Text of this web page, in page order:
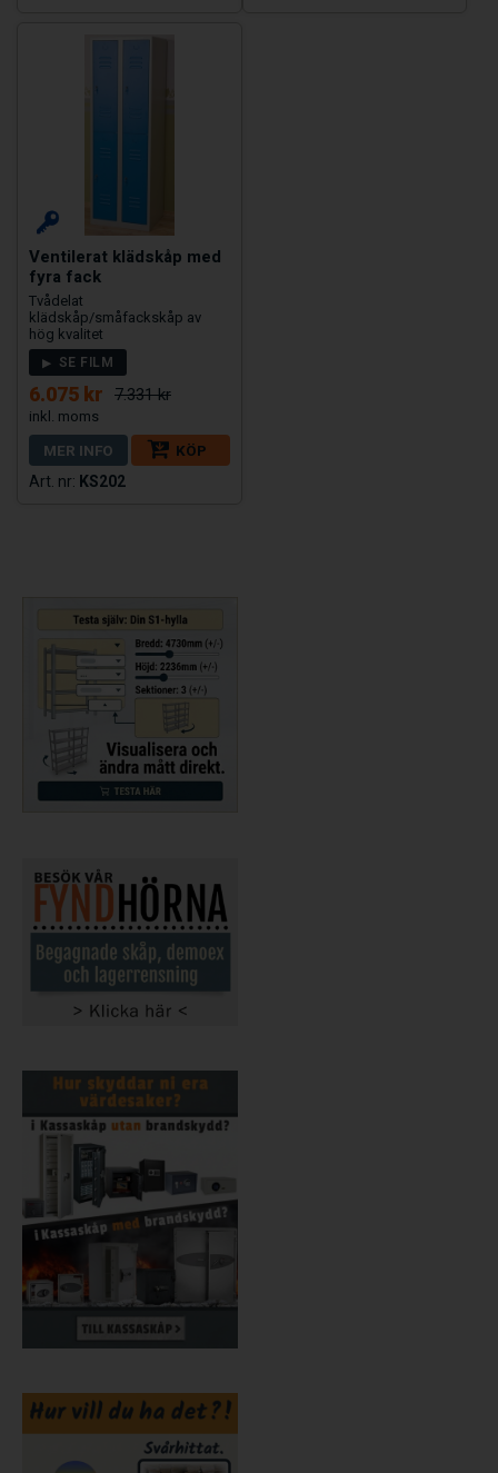
Ventilerat klädskåp med
fyra fack
Tvådelat
klädskåp/småfackskåp av
hög kvalitet
SE FILM
6.075 kr 7.331 kr
MER INFO
KÖP
KS202